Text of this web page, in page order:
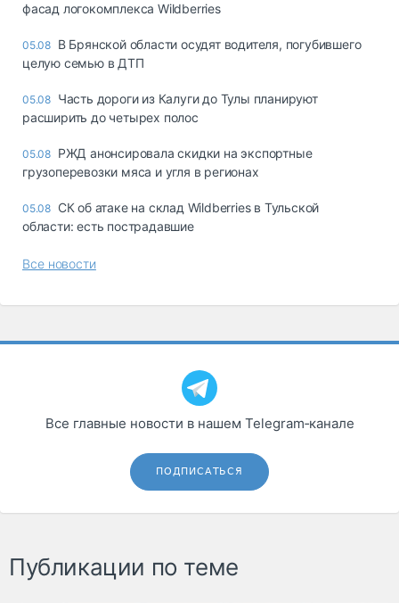
фасад логокомплекса Wildberries
05.08 В Брянской области осудят водителя, погубившего
целую семью в ДТП
05.08 Часть дороги из Калуги до Тулы планируют
расширить до четырех полос
05.08 РЖД анонсировала скидки на экспортные
грузоперевозки мяса и угля в регионах
05.08 СК об атаке на склад Wildberries в Тульской
области: есть пострадавшие
Все новости
Все главные новости в нашем Telegram‑канале
ПОДПИСАТЬСЯ
Публикации по теме